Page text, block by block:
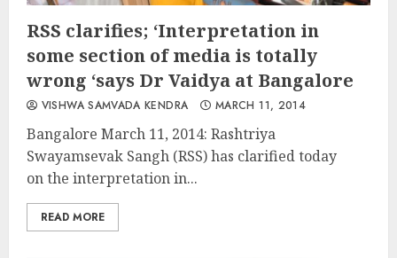
RSS clarifies; ‘Interpretation in
some section of media is totally
wrong ‘says Dr Vaidya at Bangalore
VISHWA SAMVADA KENDRA MARCH 11, 2014
Bangalore March 11, 2014: Rashtriya
Swayamsevak Sangh (RSS) has clarified today
on the interpretation in...
READ MORE